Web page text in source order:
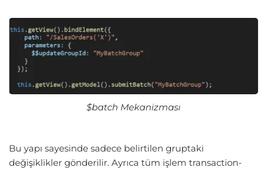
$batch Mekanizması
Bu yapı sayesinde sadece belirtilen gruptaki
değişiklikler gönderilir. Ayrıca tüm işlem transaction-